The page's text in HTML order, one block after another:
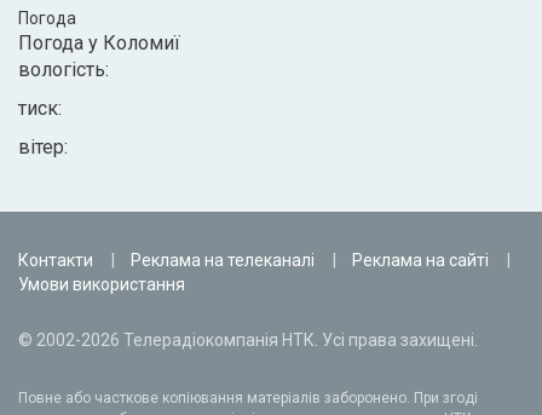
Погода
Погода у Коломиї
вологість:
тиск:
вітер:
Контакти Реклама на телеканалі
Реклама на сайті
Умови використання
© 2002-2026 Телерадіокомпанія НТК. Усі права захищені.
Повне або часткове копіювання матеріалів заборонено. При згоді